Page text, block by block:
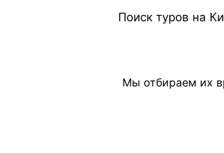
Поиск туров на
Мы отбираем их